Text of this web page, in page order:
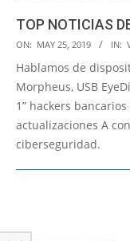
TOP NOTICIAS
2019-
05-
25
ON: MAY 25, 2019 IN:
Hablamos de
Morpheus, USB
1” hackers
actualizaciones A
ciberseguridad.